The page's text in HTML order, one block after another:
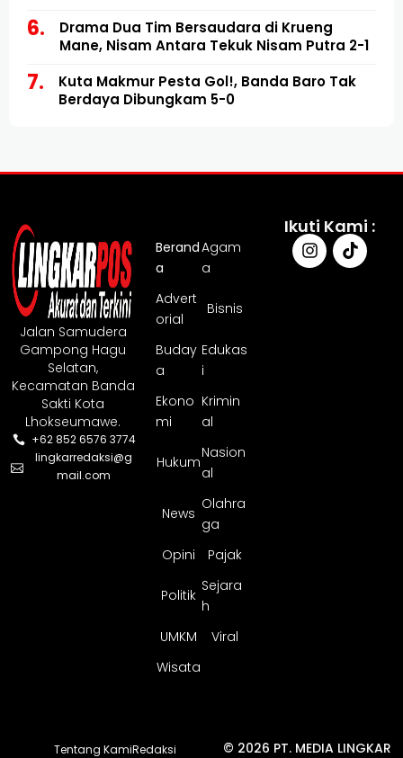
Drama Dua Tim Bersaudara di Krueng
Mane, Nisam Antara Tekuk Nisam Putra 2-1
Kuta Makmur Pesta Gol!, Banda Baro Tak
Berdaya Dibungkam 5-0
Jalan Samudera
Gampong Hagu
Selatan,
Kecamatan Banda
Sakti Kota
Lhokseumawe.
+62 852 6576 3774
lingkarredaksi@g
mail.com
Berand
a
Agam
a
Advert
orial
Bisnis
Buday
a
Edukas
i
Ekono
mi
Krimin
al
Hukum
Nasion
al
News
Olahra
ga
Opini
Pajak
Politik
Sejara
h
UMKM
Viral
Wisata
Ikuti Kami :
Tentang KamiRedaksi
© 2026 PT. MEDIA LINGKAR